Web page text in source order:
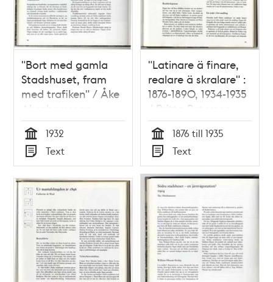
"Bort med gamla
Stadshuset, fram
med trafiken" / Åke
Abrahamsson
Tid
1932
Typ
Text
"Latinare ä finare,
realare ä skralare" :
1876-1890, 1934-1935
/ Britta Peterson
Tid
1876 till 1935
Typ
Text